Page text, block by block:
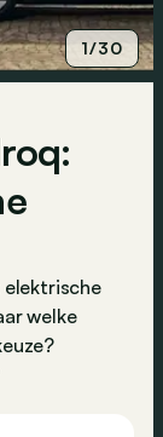
1/30
elektrische
welke